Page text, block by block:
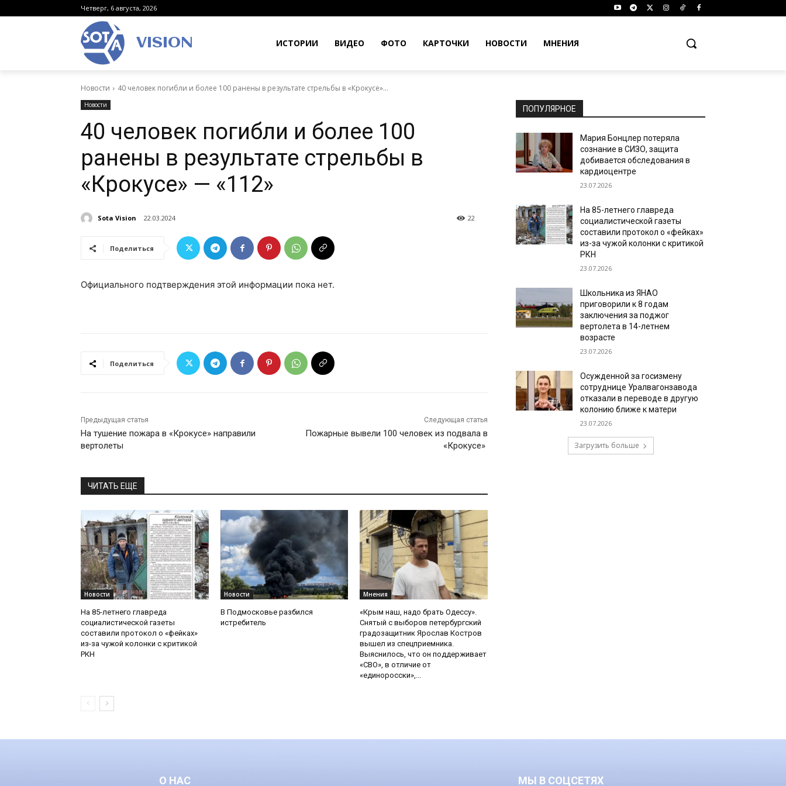
Четверг, 6 августа, 2026
VISION ИСТОРИИ ВИДЕО ФОТО КАРТОЧКИ НОВОСТИ МНЕНИЯ
Новости 40 человек погибли и более 100 ранены в результате стрельбы в «Крокусе»...
Новости
40 человек погибли и более 100
ранены в результате стрельбы в
«Крокусе» — «112»
Sota Vision 22.03.2024 22
Поделиться
Официального подтверждения этой информации пока нет.
Поделиться
Предыдущая статья
На тушение пожара в «Крокусе» направили
вертолеты
Следующая статья
Пожарные вывели 100 человек из подвала в
«Крокусе»
ЧИТАТЬ ЕЩЕ
Новости
На 85-летнего главреда
социалистической газеты
составили протокол о «фейках»
из-за чужой колонки с критикой
РКН
Новости
В Подмосковье разбился
истребитель
Мнения
«Крым наш, надо брать Одессу».
Снятый с выборов петербургский
градозащитник Ярослав Костров
вышел из спецприемника.
Выяснилось, что он поддерживает
«СВО», в отличие от
«единоросски»,...
ПОПУЛЯРНОЕ
Мария Бонцлер потеряла
сознание в СИЗО, защита
добивается обследования в
кардиоцентре
23.07.2026
На 85-летнего главреда
социалистической газеты
составили протокол о «фейках»
из-за чужой колонки с критикой
РКН
23.07.2026
Школьника из ЯНАО
приговорили к 8 годам
заключения за поджог
вертолета в 14-летнем
возрасте
23.07.2026
Осужденной за госизмену
сотруднице Уралвагонзавода
отказали в переводе в другую
колонию ближе к матери
23.07.2026
Загрузить больше
О НАС МЫ В СОЦСЕТЯХ